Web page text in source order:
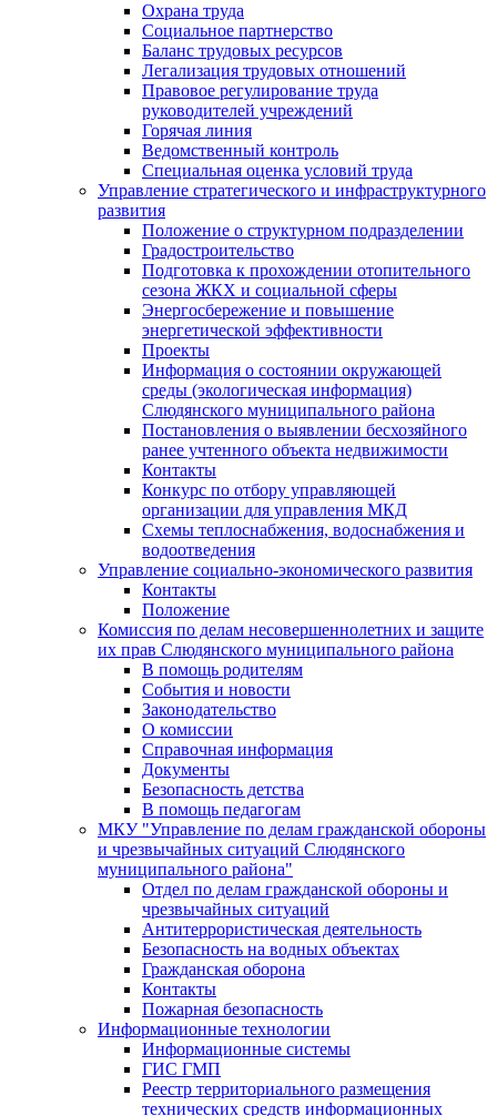
Охрана труда
Социальное партнерство
Баланс трудовых ресурсов
Легализация трудовых отношений
Правовое регулирование труда
руководителей учреждений
Горячая линия
Ведомственный контроль
Специальная оценка условий труда
Управление стратегического и инфраструктурного
развития
Положение о структурном подразделении
Градостроительство
Подготовка к прохождении отопительного
сезона ЖКХ и социальной сферы
Энергосбережение и повышение
энергетической эффективности
Проекты
Информация о состоянии окружающей
среды (экологическая информация)
Слюдянского муниципального района
Постановления о выявлении бесхозяйного
ранее учтенного объекта недвижимости
Контакты
Конкурс по отбору управляющей
организации для управления МКД
Схемы теплоснабжения, водоснабжения и
водоотведения
Управление социально-экономического развития
Контакты
Положение
Комиссия по делам несовершеннолетних и защите
их прав Слюдянского муниципального района
В помощь родителям
События и новости
Законодательство
О комиссии
Справочная информация
Документы
Безопасность детства
В помощь педагогам
МКУ "Управление по делам гражданской обороны
и чрезвычайных ситуаций Слюдянского
муниципального района"
Отдел по делам гражданской обороны и
чрезвычайных ситуаций
Антитеррористическая деятельность
Безопасность на водных объектах
Гражданская оборона
Контакты
Пожарная безопасность
Информационные технологии
Информационные системы
ГИС ГМП
Реестр территориального размещения
технических средств информационных